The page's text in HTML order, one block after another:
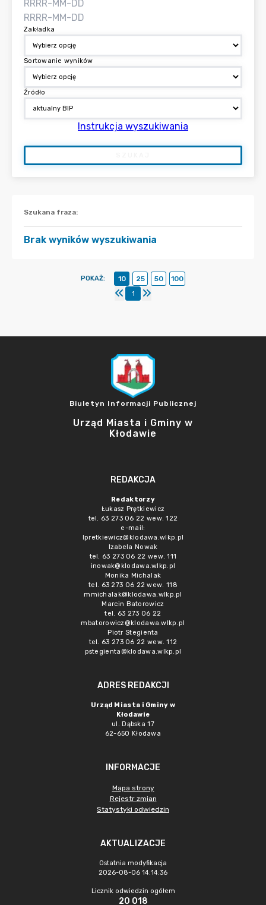
Zakładka
Sortowanie wyników
Źródło
Instrukcja wyszukiwania
Szukana fraza:
Brak wyników wyszukiwania
POKAŻ: 10 25 50
100
1
Biuletyn Informacji Publicznej
Urząd Miasta i Gminy w
Kłodawie
REDAKCJA
Redaktorzy
Łukasz Prętkiewicz
tel. 63 273 06 22 wew. 122
e-mail:
lpretkiewicz@klodawa.wlkp.pl
Izabela Nowak
tel. 63 273 06 22 wew. 111
inowak@klodawa.wlkp.pl
Monika Michalak
tel. 63 273 06 22 wew. 118
mmichalak@klodawa.wlkp.pl
Marcin Batorowicz
tel. 63 273 06 22
mbatorowicz@klodawa.wlkp.pl
Piotr Stegienta
tel. 63 273 06 22 wew. 112
pstegienta@klodawa.wlkp.pl
ADRES REDAKCJI
Urząd Miasta i Gminy w
Kłodawie
ul. Dąbska 17
62-650 Kłodawa
INFORMACJE
Mapa strony
Rejestr zmian
Statystyki odwiedzin
AKTUALIZACJE
Ostatnia modyfikacja
2026-08-06 14:14:36
Licznik odwiedzin ogółem
20 018